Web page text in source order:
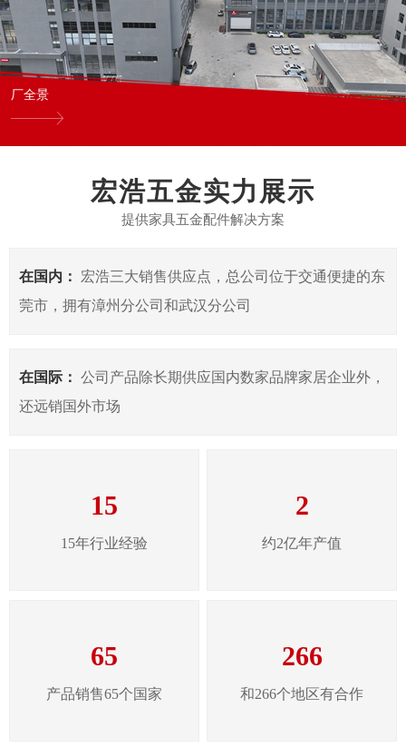
厂全景
宏浩五金实力展示
提供家具五金配件解决方案
在国内：
宏浩三大销售供应点，总公司位于交通便捷的东
莞市，拥有漳州分公司和武汉分公司
在国际： 公司产品除长期供应国内数家品牌家居企业外，
还远销国外市场
15
15年行业经验
2
约2亿年产值
65
产品销售65个国家
266
和266个地区有合作